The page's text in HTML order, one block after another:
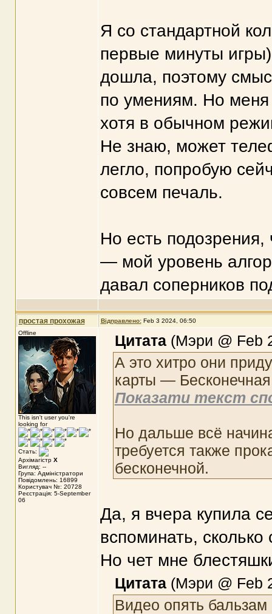
Я со стандартной
первые минуты
дошла, поэтому
по умениям. Но меня
хотя в обычном
Не знаю, может
легло, попробую
совсем печаль.
Но есть подозрения,
— мой уровень
давал соперников
простая прохожая Відправлено: Feb 3 2024, 06:50
Offline
This isn't user you're
looking for
Стать:
Архімагістр X
Вигляд: --
Група: Адміністратори
Повідомлень: 16899
Користувач №: 20728
Реєстрація: 5-September
06
Цитата(Мэри @ Feb
А это хитро они
карты —
Показати текст
Но дальше всё
требуется также
бесконечной.
Да, я вчера купила
вспоминать,
Но чет мне
Цитата(Мэри @ Feb
Видео опять